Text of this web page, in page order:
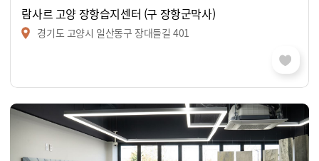
람사르 고양 장항습지센터 (구 장항군막사)
경기도 고양시 일산동구 장대들길 401